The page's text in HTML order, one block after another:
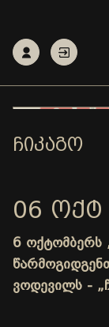
ᲩᲘᲙᲐᲒᲝ
06 ᲝᲥᲢ
6 ოქტომბერს
ვოდევილს -